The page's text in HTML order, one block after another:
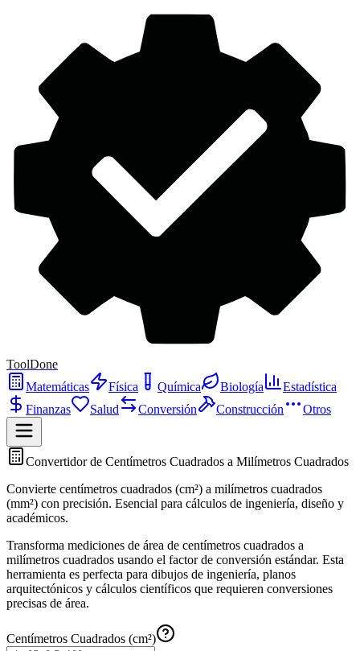
ToolDone
Matemáticas
Física Química Biología
Estadística
Finanzas
Salud Conversión Construcción Otros
Convertidor de Centímetros Cuadrados a Milímetros Cuadrados
Convierte centímetros cuadrados (cm²) a milímetros cuadrados
(mm²) con precisión. Esencial para cálculos de ingeniería, diseño y
académicos.
Transforma mediciones de área de centímetros cuadrados a
milímetros cuadrados usando el factor de conversión estándar. Esta
herramienta es perfecta para dibujos de ingeniería, planos
arquitectónicos y cálculos científicos que requieren conversiones
precisas de área.
Centímetros Cuadrados (cm²)